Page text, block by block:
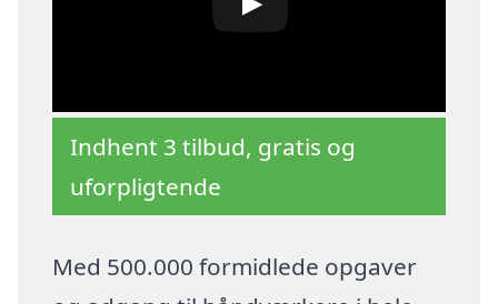
Indhent 3 tilbud, gratis og
uforpligtende
Med 500.000 formidlede opgaver